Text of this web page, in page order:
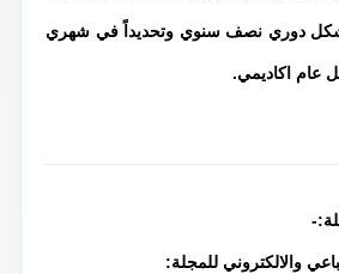
دوري نصف سنوي وتحديداً في شهري
عام اكاديمي.
والالكتروني للمجلة: